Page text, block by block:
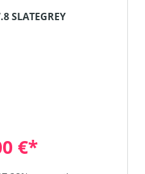
Focus JAM² 7.8 SLATEGREY
€*